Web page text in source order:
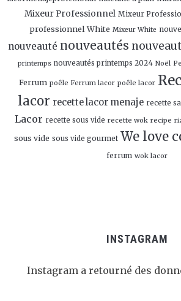
Mixeur Professionnel Mixeur
professionnel White Mixeur White
nouveauté nouveautés
printemps nouveautés printemps 2024 Noël
Ferrum poêle Ferrum lacor poêle lacor
lacor recette lacor menaje recette
Lacor recette sous vide recette wok recipe
sous vide sous vide gourmet We love
ferrum wok lacor
INSTAGRAM
Instagram a retourné des